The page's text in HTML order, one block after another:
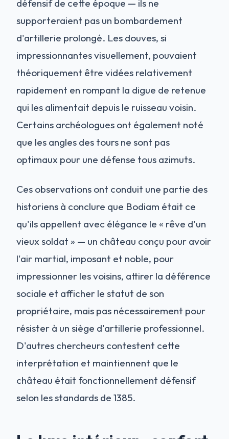
défensif de cette époque — ils ne
supporteraient pas un bombardement
d'artillerie prolongé. Les douves, si
impressionnantes visuellement, pouvaient
théoriquement être vidées relativement
rapidement en rompant la digue de retenue
qui les alimentait depuis le ruisseau voisin.
Certains archéologues ont également noté
que les angles des tours ne sont pas
optimaux pour une défense tous azimuts.
Ces observations ont conduit une partie des
historiens à conclure que Bodiam était ce
qu'ils appellent avec élégance le « rêve d'un
vieux soldat » — un château conçu pour avoir
l'air martial, imposant et noble, pour
impressionner les voisins, attirer la déférence
sociale et afficher le statut de son
propriétaire, mais pas nécessairement pour
résister à un siège d'artillerie professionnel.
D'autres chercheurs contestent cette
interprétation et maintiennent que le
château était fonctionnellement défensif
selon les standards de 1385.